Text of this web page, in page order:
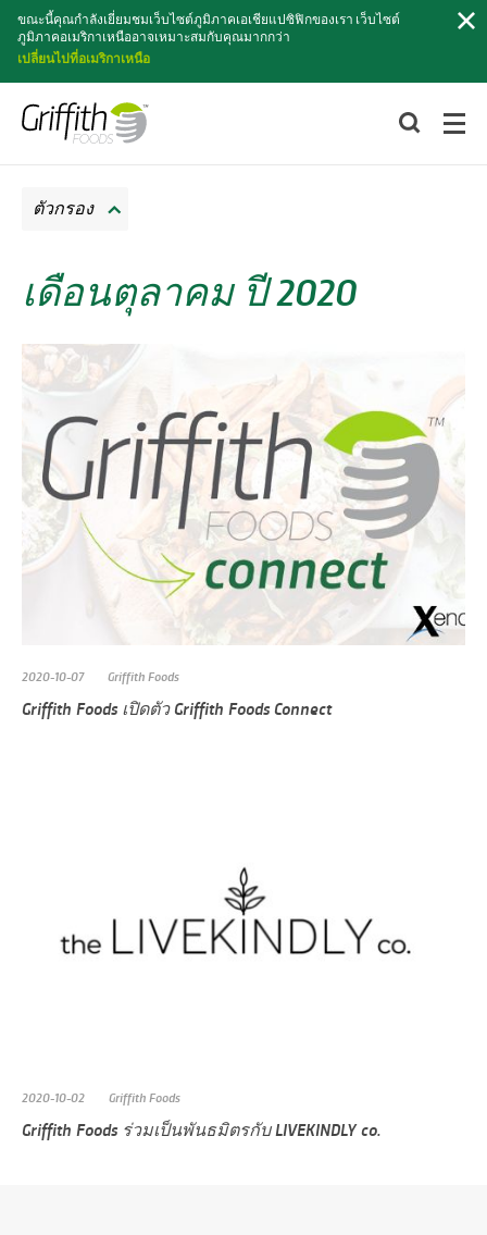
ขณะนี้คุณกำลังเยี่ยมชมเว็บไซต์ภูมิภาคเอเชียแปซิฟิกของเรา เว็บไซต์
ภูมิภาคอเมริกาเหนืออาจเหมาะสมกับคุณมากกว่า
เปลี่ยนไปที่อเมริกาเหนือ
เดือนตุลาคม ปี 2020
ตัวกรอง
2020-10-07 Griffith Foods
Griffith Foods เปิดตัว Griffith Foods Connect
2020-10-02 Griffith Foods
Griffith Foods ร่วมเป็นพันธมิตรกับ LIVEKINDLY co.